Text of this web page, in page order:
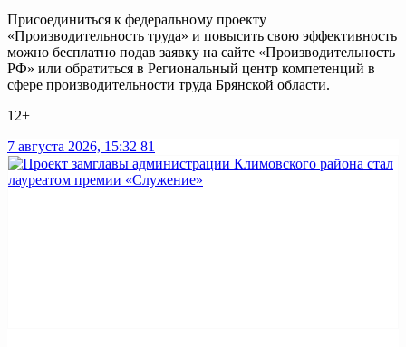
Присоединиться к федеральному проекту
«Производительность труда» и повысить свою эффективность
можно бесплатно подав заявку на сайте «Производительность
РФ» или обратиться в Региональный центр компетенций в
сфере производительности труда Брянской области.
12+
7 августа 2026, 15:32 81